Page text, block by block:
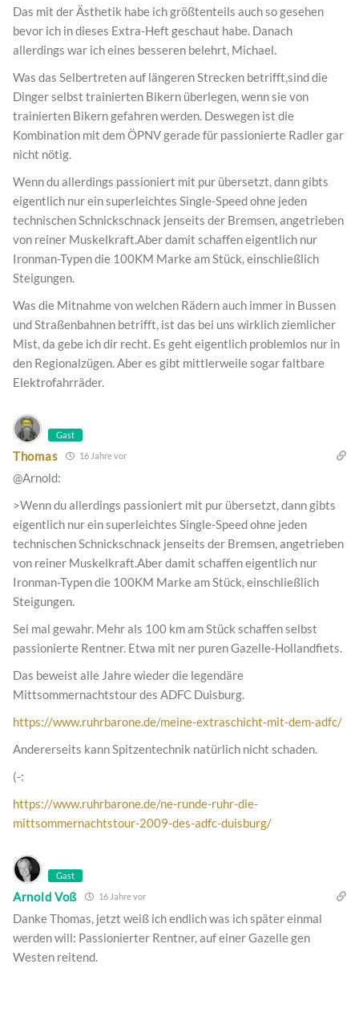
Das mit der Ästhetik habe ich größtenteils auch so gesehen
bevor ich in dieses Extra-Heft geschaut habe. Danach
allerdings war ich eines besseren belehrt, Michael.
Was das Selbertreten auf längeren Strecken betrifft,sind die
Dinger selbst trainierten Bikern überlegen, wenn sie von
trainierten Bikern gefahren werden. Deswegen ist die
Kombination mit dem ÖPNV gerade für passionierte Radler gar
nicht nötig.
Wenn du allerdings passioniert mit pur übersetzt, dann gibts
eigentlich nur ein superleichtes Single-Speed ohne jeden
technischen Schnickschnack jenseits der Bremsen, angetrieben
von reiner Muskelkraft.Aber damit schaffen eigentlich nur
Ironman-Typen die 100KM Marke am Stück, einschließlich
Steigungen.
Was die Mitnahme von welchen Rädern auch immer in Bussen
und Straßenbahnen betrifft, ist das bei uns wirklich ziemlicher
Mist, da gebe ich dir recht. Es geht eigentlich problemlos nur in
den Regionalzügen. Aber es gibt mittlerweile sogar faltbare
Elektrofahrräder.
Gast
Thomas 16 Jahre vor
@Arnold:
>Wenn du allerdings passioniert mit pur übersetzt, dann gibts
eigentlich nur ein superleichtes Single-Speed ohne jeden
technischen Schnickschnack jenseits der Bremsen, angetrieben
von reiner Muskelkraft.Aber damit schaffen eigentlich nur
Ironman-Typen die 100KM Marke am Stück, einschließlich
Steigungen.
Sei mal gewahr. Mehr als 100 km am Stück schaffen selbst
passionierte Rentner. Etwa mit ner puren Gazelle-Hollandfiets.
Das beweist alle Jahre wieder die legendäre
Mittsommernachtstour des ADFC Duisburg.
https://www.ruhrbarone.de/meine-extraschicht-mit-dem-adfc/
Andererseits kann Spitzentechnik natürlich nicht schaden.
(-:
https://www.ruhrbarone.de/ne-runde-ruhr-die-
mittsommernachtstour-2009-des-adfc-duisburg/
Gast
Arnold Voß 16 Jahre vor
Danke Thomas, jetzt weiß ich endlich was ich später einmal
werden will: Passionierter Rentner, auf einer Gazelle gen
Westen reitend.